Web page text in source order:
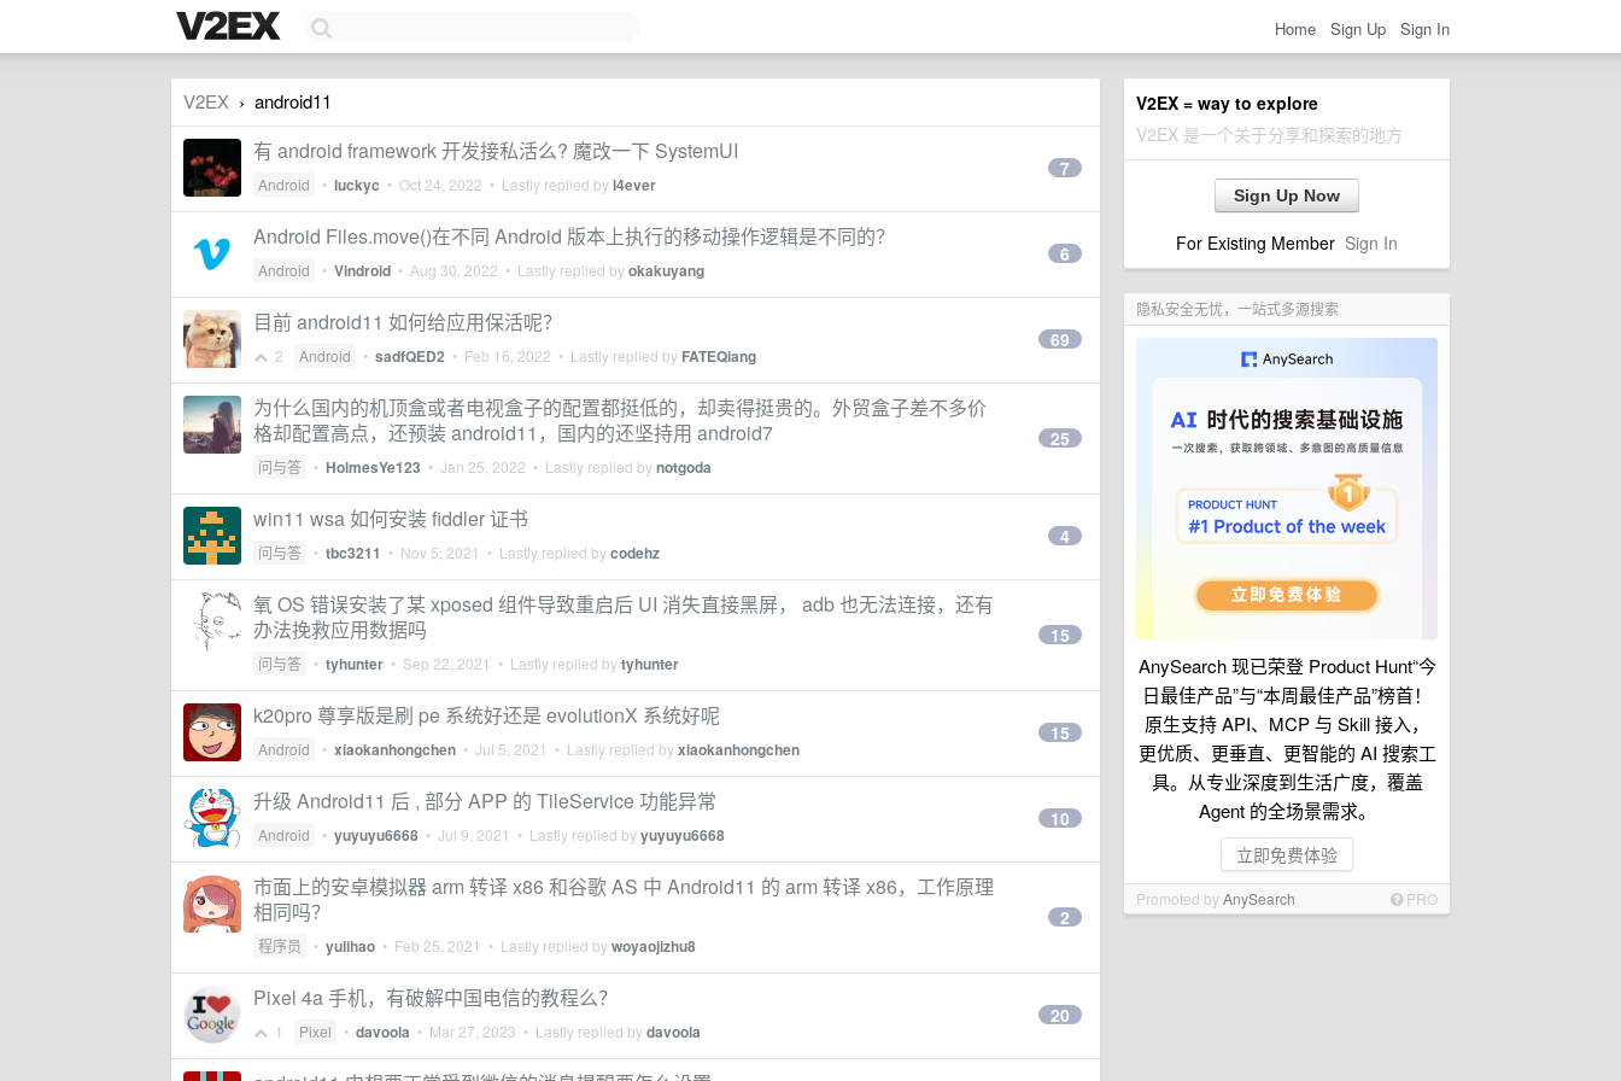
Home Sign Up Sign In
V2EX = way to explore
V2EX 是一个关于分享和探索的地方
Sign Up Now
For Existing Member Sign In
隐私安全无忧，一站式多源搜索
AnySearch 现已荣登 Product Hunt“今
日最佳产品”与“本周最佳产品”榜首！
原生支持 API、MCP 与 Skill 接入，
更优质、更垂直、更智能的 AI 搜索工
具。从专业深度到生活广度，覆盖
Agent 的全场景需求。
立即免费体验
Promoted byAnySearch PRO
V2EX › android11
有 android framework 开发接私活么? 魔改一下 SystemUI
Android • luckyc • Oct 24, 2022 • Lastly replied byl4ever
7
Android Files.move()在不同 Android 版本上执行的移动操作逻辑是不同的？
Android • Vindroid • Aug 30, 2022 • Lastly replied byokakuyang
6
目前 android11 如何给应用保活呢？
2 Android • sadfQED2 • Feb 16, 2022 • Lastly replied by FATEQiang
69
为什么国内的机顶盒或者电视盒子的配置都挺低的，却卖得挺贵的。外贸盒子差不多价
格却配置高点，还预装 android11，国内的还坚持用 android7
问与答 • HolmesYe123 • Jan 25, 2022 • Lastly replied bynotgoda
25
win11 wsa 如何安装 fiddler 证书
问与答 • tbc3211 • Nov 5, 2021 • Lastly replied bycodehz
4
氧 OS 错误安装了某 xposed 组件导致重启后 UI 消失直接黑屏， adb 也无法连接，还有
办法挽救应用数据吗
问与答 • tyhunter • Sep 22, 2021 • Lastly replied bytyhunter
15
k20pro 尊享版是刷 pe 系统好还是 evolutionX 系统好呢
Android • xiaokanhongchen • Jul 5, 2021 • Lastly replied byxiaokanhongchen
15
升级 Android11 后 , 部分 APP 的 TileService 功能异常
Android • yuyuyu6668 • Jul 9, 2021 • Lastly replied byyuyuyu6668
10
市面上的安卓模拟器 arm 转译 x86 和谷歌 AS 中 Android11 的 arm 转译 x86，工作原理
相同吗？
程序员 • yulihao • Feb 25, 2021 • Lastly replied bywoyaojizhu8
2
Pixel 4a 手机，有破解中国电信的教程么？
1 Pixel • davoola • Mar 27, 2023 • Lastly replied bydavoola
20